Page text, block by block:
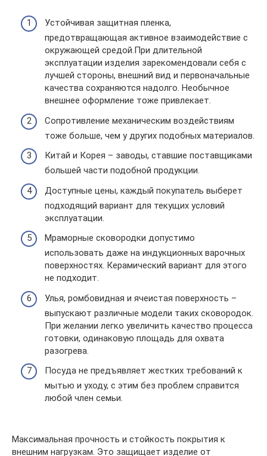
Устойчивая защитная пленка,
предотвращающая активное взаимодействие с
окружающей средой.При длительной
эксплуатации изделия зарекомендовали себя с
лучшей стороны, внешний вид и первоначальные
качества сохраняются надолго. Необычное
внешнее оформление тоже привлекает.
Сопротивление механическим воздействиям
тоже больше, чем у других подобных материалов.
Китай и Корея – заводы, ставшие поставщиками
большей части подобной продукции.
Доступные цены, каждый покупатель выберет
подходящий вариант для текущих условий
эксплуатации.
Мраморные сковородки допустимо
использовать даже на индукционных варочных
поверхностях. Керамический вариант для этого
не подходит.
Улья, ромбовидная и ячеистая поверхность –
выпускают различные модели таких сковородок.
При желании легко увеличить качество процесса
готовки, одинаковую площадь для охвата
разогрева.
Посуда не предъявляет жестких требований к
мытью и уходу, с этим без проблем справится
любой член семьи.
Максимальная прочность и стойкость покрытия к
внешним нагрузкам. Это защищает изделие от